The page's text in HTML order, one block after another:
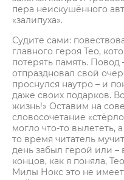
пера неискушённого
«залипуха».
Судите сами:
главного героя Тео,
потерять память.
отпраздновал свой
проснулся наутро – и
даже своих подарков.
жизнь!» Оставим на
словосочетание
могло что-то вылететь,
то время читатель
день забыл герой или
концов, как я поняла,
Милы Нокс это не имеет